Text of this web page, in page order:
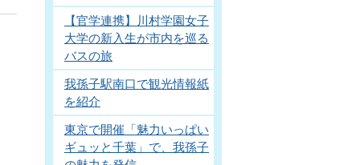
【官学連携】川村学園女子
大学の新入生が市内を巡る
バスの旅
我孫子駅南口で観光情報紙
を紹介
東京で開催「魅力いっぱい
ギュッと千葉」で、我孫子